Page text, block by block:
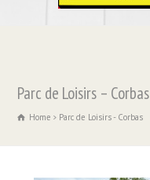
Parc de Loisirs – Corbas
Home Parc de Loisirs - Corbas